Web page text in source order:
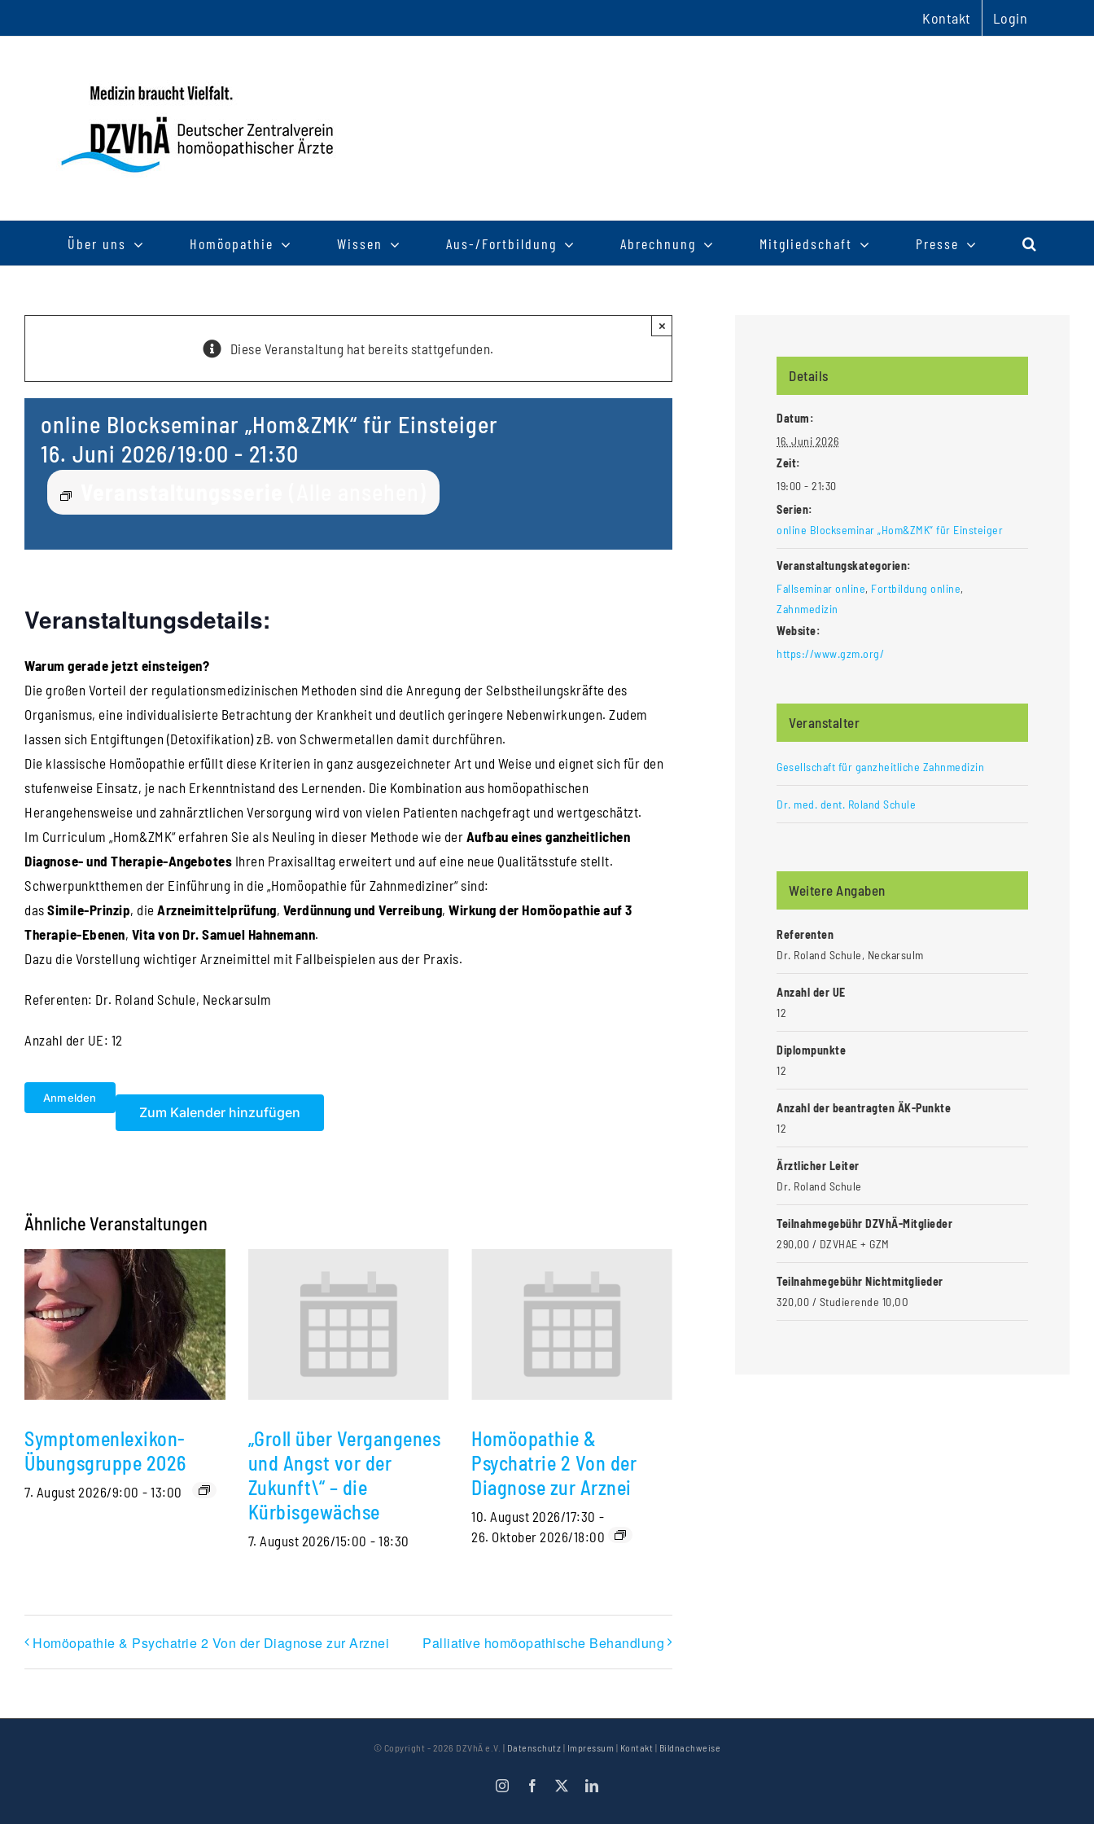
Inhalt
Kontakt Login
Über uns Homöopathie Wissen Aus-/Fortbildung Abrechnung Mitgliedschaft Presse
Diese Veranstaltung hat bereits stattgefunden.
×
online Blockseminar „Hom&ZMK“ für Einsteiger
16. Juni 2026/19:00 - 21:30
Veranstaltungsdetails:
Warum gerade jetzt einsteigen?
Die großen Vorteil der regulationsmedizinischen Methoden sind die Anregung der Selbstheilungskräfte des
Organismus, eine individualisierte Betrachtung der Krankheit und deutlich geringere Nebenwirkungen. Zudem
lassen sich Entgiftungen (Detoxifikation) zB. von Schwermetallen damit durchführen.
Die klassische Homöopathie erfüllt diese Kriterien in ganz ausgezeichneter Art und Weise und eignet sich für den
stufenweise Einsatz, je nach Erkenntnistand des Lernenden. Die Kombination aus homöopathischen
Herangehensweise und zahnärztlichen Versorgung wird von vielen Patienten nachgefragt und wertgeschätzt.
Im Curriculum „Hom&ZMK“ erfahren Sie als Neuling in dieser Methode wie der Aufbau eines ganzheitlichen
Diagnose- und Therapie-Angebotes Ihren Praxisalltag erweitert und auf eine neue Qualitätsstufe stellt.
Schwerpunktthemen der Einführung in die „Homöopathie für Zahnmediziner“ sind:
das Simile-Prinzip, die Arzneimittelprüfung, Verdünnung und Verreibung, Wirkung der Homöopathie auf 3
Therapie-Ebenen, Vita von Dr. Samuel Hahnemann.
Dazu die Vorstellung wichtiger Arzneimittel mit Fallbeispielen aus der Praxis.
Referenten: Dr. Roland Schule, Neckarsulm
Anzahl der UE: 12
Anmelden
Zum Kalender hinzufügen
Ähnliche Veranstaltungen
Symptomenlexikon-
Übungsgruppe 2026
7. August 2026/9:00 - 13:00
„Groll über Vergangenes
und Angst vor der
Zukunft\“ – die
Kürbisgewächse
7. August 2026/15:00 - 18:30
Homöopathie &
Psychatrie 2 Von der
Diagnose zur Arznei
10. August 2026/17:30 -
26. Oktober 2026/18:00
Homöopathie & Psychatrie 2 Von der Diagnose zur Arznei Palliative homöopathische Behandlung
Details
Datum:
16. Juni 2026
Zeit:
19:00 - 21:30
Serien:
online Blockseminar „Hom&ZMK“ für Einsteiger
Veranstaltungskategorien:
Fallseminar online, Fortbildung online,
Zahnmedizin
Website:
https://www.gzm.org/
Veranstalter
Gesellschaft für ganzheitliche Zahnmedizin
Dr. med. dent. Roland Schule
Weitere Angaben
Referenten
Dr. Roland Schule, Neckarsulm
Anzahl der UE
12
Diplompunkte
12
Anzahl der beantragten ÄK-Punkte
12
Ärztlicher Leiter
Dr. Roland Schule
Teilnahmegebühr DZVhÄ-Mitglieder
290,00 / DZVHAE + GZM
Teilnahmegebühr Nichtmitglieder
320,00 / Studierende 10,OO
© Copyright - 2026 DZVhÄ e.V. | Datenschutz | Impressum | Kontakt | Bildnachweise
InstagramFacebook LinkedIn